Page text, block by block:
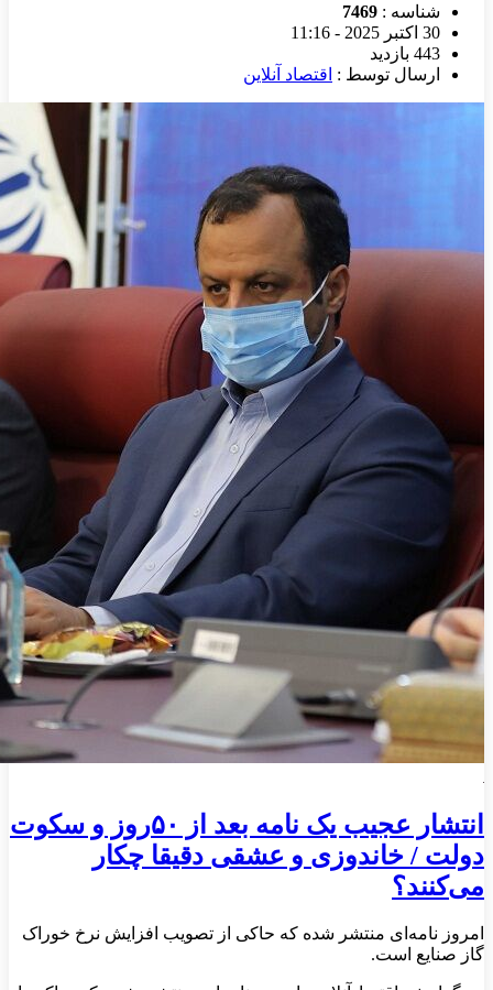
شناسه : 7469
30 اکتبر 2025 - 11:16
443 بازدید
ارسال توسط : اقتصاد آنلاین
انتشار عجیب یک نامه بعد از ۵۰روز و سکوت
دولت / خاندوزی و عشقی دقیقا چکار
می‌کنند؟
امروز نامه‌ای منتشر شده که حاکی از تصویب افزایش نرخ خوراک
گاز صنایع است.